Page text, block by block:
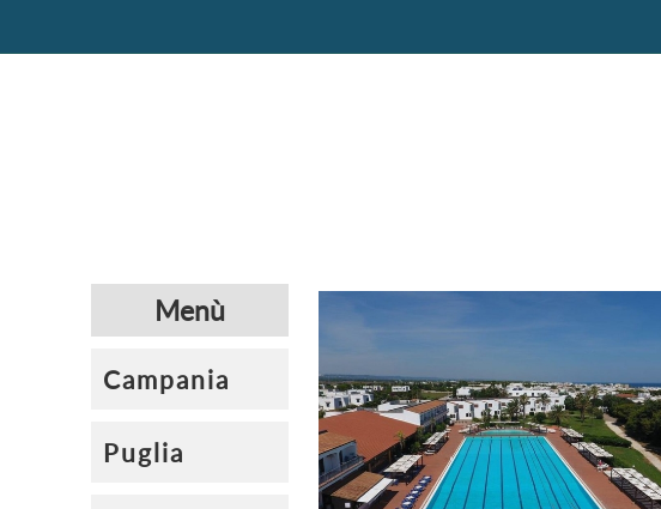
Menù
Campania
Puglia